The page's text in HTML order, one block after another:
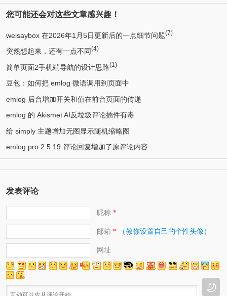
您可能还会对这些文章感兴趣！
weisaybox 在2026年1月5日更新后的一点细节问题(7)
突然想起来，还有一点不同(4)
简单页面2手机端导航的设计思路(1)
豆包：如何把 emlog 微语调用到页面中
emlog 后台增加开关和值在前台页面的传递
emlog 的 Akismet AI反垃圾评论插件有毒
给 simply 主题增加无图显示随机缩略图
emlog pro 2.5.19 评论回复增加了原评论内容
发表评论
昵称*
邮箱 * （教你设置自己的个性头像）
网址